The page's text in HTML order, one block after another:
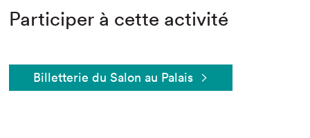
Participer à cette activité
Billetterie du Salon au Palais